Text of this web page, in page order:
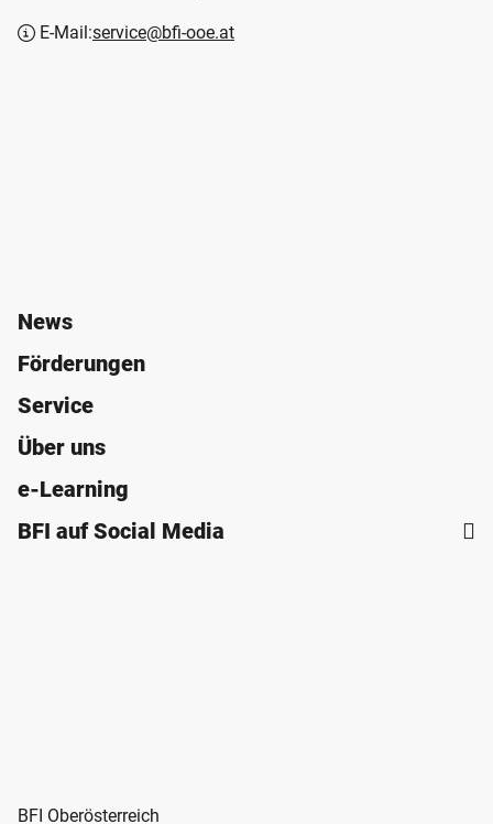
E-Mail:service@bfi-ooe.at
News
Förderungen
Service
Über uns
e-Learning
BFI auf Social Media
BFI Oberösterreich